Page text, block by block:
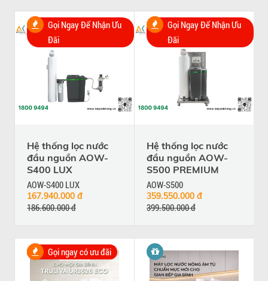
Gọi Ngay Để Nhận Ưu
Đãi
Hệ thống lọc nước
đầu nguồn AOW-
S400 LUX
AOW-S400 LUX
167.940.000 đ
186.600.000 đ
Gọi Ngay Để Nhận Ưu
Đãi
Hệ thống lọc nước
đầu nguồn AOW-
S500 PREMIUM
AOW-S500
359.550.000 đ
399.500.000 đ
Gọi ngay có ưu đãi